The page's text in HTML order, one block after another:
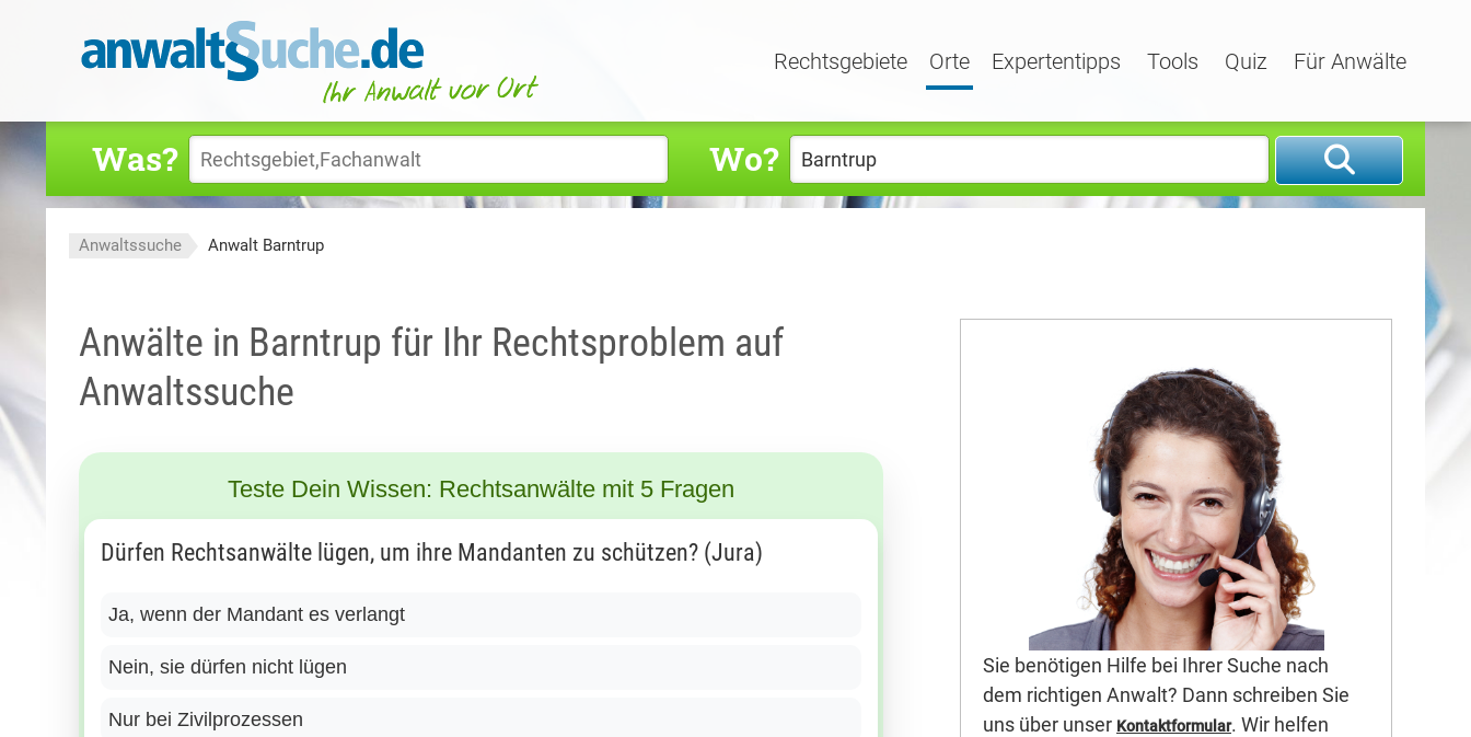
Rechtsgebiete Orte Expertentipps Tools Quiz Für Anwälte
Was? Wo?
Anwaltssuche Anwalt Barntrup
Anwälte in Barntrup für Ihr Rechtsproblem auf
Anwaltssuche
Teste Dein Wissen: Rechtsanwälte mit 5 Fragen
Dürfen Rechtsanwälte lügen, um ihre Mandanten zu schützen? (Jura)
Ja, wenn der Mandant es verlangt
Nein, sie dürfen nicht lügen
Nur bei Zivilprozessen
Sie benötigen Hilfe bei Ihrer Suche nach
dem richtigen Anwalt? Dann schreiben Sie
uns über unser Kontaktformular. Wir helfen